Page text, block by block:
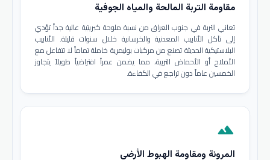
مقاومة التربة المالحة والمياه الجوفية
تعاني التربة في جنوب العراق من نسبة ملوحة كبريتية عالية جداً تؤدي
إلى تآكل الأنابيب المعدنية والخرسانية خلال سنوات قليلة. الأنابيب
البلاستيكية الحديثة تصنع من مركبات بوليمرية خاملة تماماً لا تتفاعل مع
الأملاح أو الأحماض التربية، مما يضمن عمراً افتراضياً طويلاً يتجاوز
الخمسين عاماً دون تراجع في الكفاءة.
terrain
المرونة ومقاومة الهبوط الأرضي